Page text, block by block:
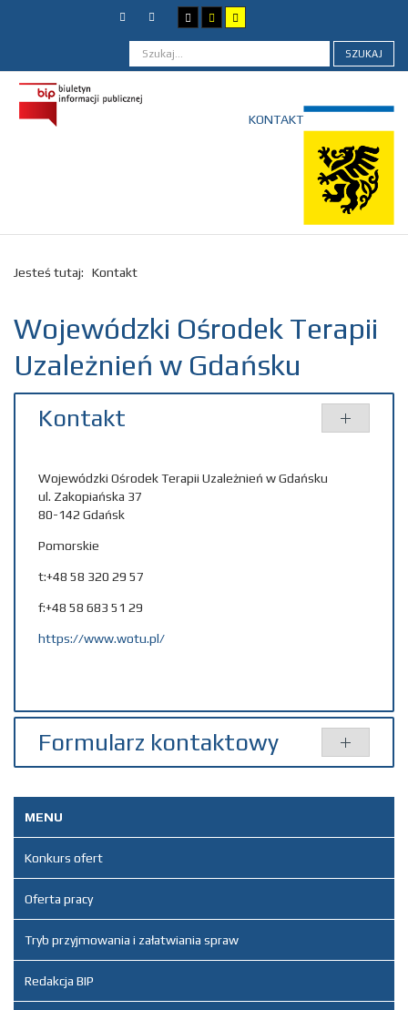
SZUKAJ
KONTAKT
Jesteś tutaj: Kontakt
Wojewódzki Ośrodek Terapii
Uzależnień w Gdańsku
Kontakt
Wojewódzki Ośrodek Terapii Uzależnień w Gdańsku
ul. Zakopiańska 37
80-142 Gdańsk
Pomorskie
t:+48 58 320 29 57
f:+48 58 683 51 29
https://www.wotu.pl/
Formularz kontaktowy
* Pole wymagane
Nazwa
E-mail
MENU
Konkurs ofert
Oferta pracy
Tryb przyjmowania i załatwiania spraw
Redakcja BIP